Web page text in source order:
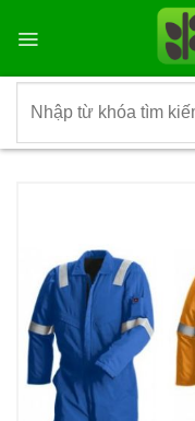
qua
dung
kiếm: